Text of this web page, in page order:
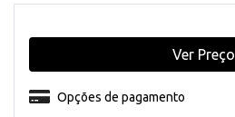
Opções de pagamento
Ver Preço